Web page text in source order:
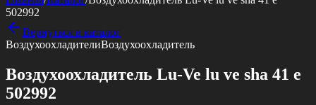
502992
Вернуться в каталог
ВоздухоохладителиВоздухоохладитель
Воздухоохладитель Lu-Ve lu ve sha 41 e
502992